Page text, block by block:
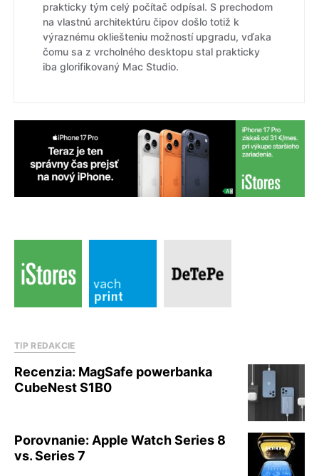
prakticky tým celý počítač odpísal. S prechodom
na vlastnú architektúru čipov došlo totiž k
výraznému okliešteniu možností upgradu, vďaka
čomu sa z vrcholného desktopu stal prakticky
iba glorifikovaný Mac Studio.
TIP REDAKCIE
Recenzia: MagSafe powerbanka
CubeNest S1B0
Porovnanie: Apple Watch Series 8
vs. Series 7